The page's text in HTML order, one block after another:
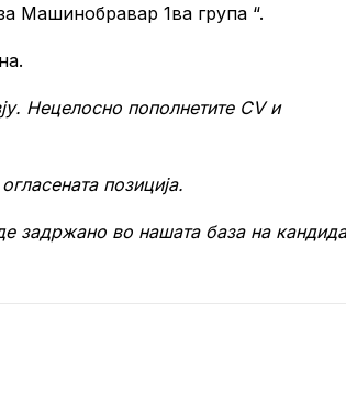
Машинобравар 1ва група “.
Нецелосно пополнетите CV и
позиција.
задржано во нашата база на